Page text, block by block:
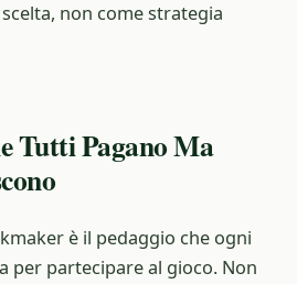
non come strategia
Tutti Pagano Ma
è il pedaggio che ogni
per partecipare al gioco. Non